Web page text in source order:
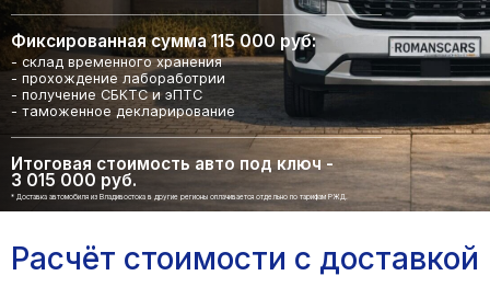
Фиксированная сумма 115 000 руб:
- склад временного хранения
- прохождение лабоработрии
- получение СБКТС и эПТС
- таможенное декларирование
Итоговая стоимость авто под ключ -
3 015 000 руб.
* Доставка автомобиля из Владивостока в другие регионы оплачивается отдельно по тарифам РЖД.
Расчёт стоимости с доставкой